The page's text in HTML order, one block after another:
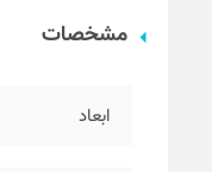
مشخصات
ابعاد